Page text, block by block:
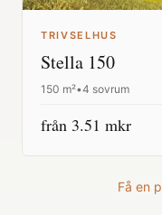
TRIVSELHUS
Stella 150
150 m²•4 sovrum
från 3.51 mkr
Få en